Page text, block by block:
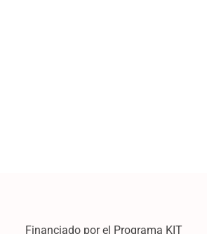
Financiado por el Programa KIT